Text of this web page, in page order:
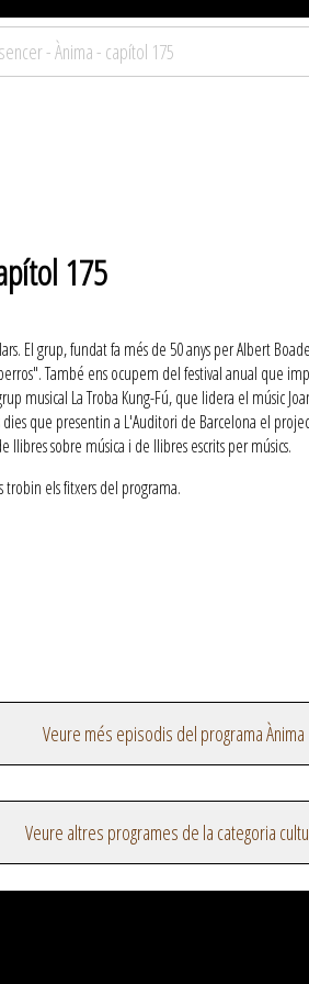
- Ànima - capítol 175
175
El grup, fundat fa més de 50 anys per Albert
També ens ocupem del festival anual que
musical La Troba Kung-Fú, que lidera el músic
que presentin a L'Auditori de Barcelona el
llibres sobre música i de llibres escrits per músics.
trobin els fitxers del programa.
Veure més episodis del programa Ànima
Veure altres programes de la categoria